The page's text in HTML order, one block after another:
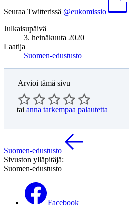
Seuraa Twitterissä @eukomissio
Julkaisupäivä
3. heinäkuuta 2020
Laatija
Suomen-edustusto
Arvioi tämä sivu
tai anna tarkempaa palautetta
Suomen-edustusto
Sivuston ylläpitäjä:
Suomen-edustusto
Facebook